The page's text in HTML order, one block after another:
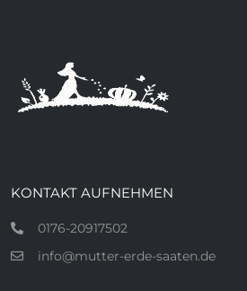
KONTAKT AUFNEHMEN
0176-20917502
info@mutter-erde-saaten.de